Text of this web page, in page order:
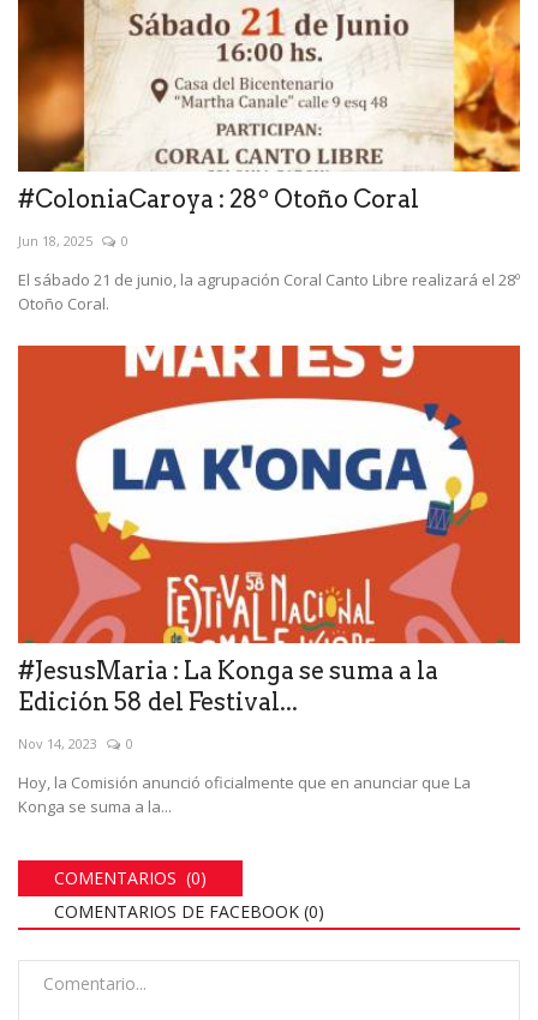
#ColoniaCaroya : 28º Otoño Coral
Jun 18, 2025 0
El sábado 21 de junio, la agrupación Coral Canto Libre realizará el 28º
Otoño Coral.
#JesusMaria : La Konga se suma a la
Edición 58 del Festival...
Nov 14, 2023 0
Hoy, la Comisión anunció oficialmente que en anunciar que La
Konga se suma a la...
COMENTARIOS (0)
COMENTARIOS DE FACEBOOK (0)